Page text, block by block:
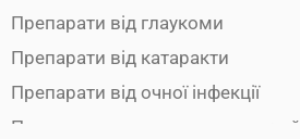
Препарати від глаукоми
Препарати від катаракти
Препарати від очної інфекції
Препарати для зволоження очей